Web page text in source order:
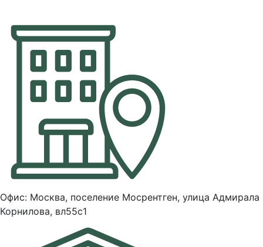
Офис: Москва, поселение Мосрентген, улица Адмирала
Корнилова, вл55с1